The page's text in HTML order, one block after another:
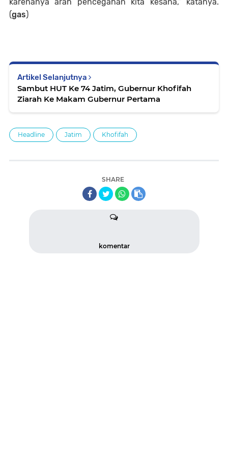
(gas)
Artikel Selanjutnya
Sambut HUT Ke 74 Jatim, Gubernur Khofifah
Ziarah Ke Makam Gubernur Pertama
Headline Jatim Khofifah
SHARE
komentar